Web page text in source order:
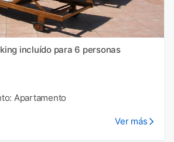
incluído para 6 personas
Apartamento
Ver más